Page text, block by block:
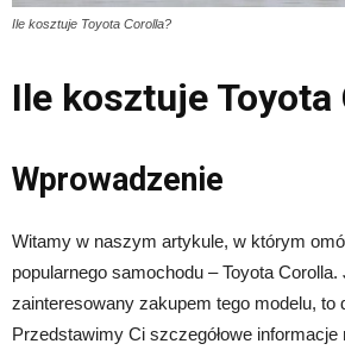
Ile kosztuje Toyota Corolla?
Ile kosztuje Toyota
Wprowadzenie
Witamy w naszym artykule, w którym
popularnego samochodu – Toyota Corolla.
zainteresowany zakupem tego modelu, to
Przedstawimy Ci szczegółowe